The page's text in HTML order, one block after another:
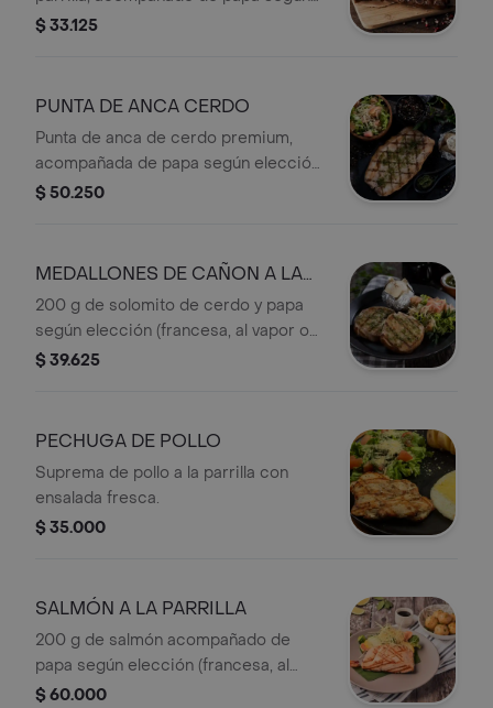
elección (francesa, al vapor o puré),
$ 33.125
PUNTA DE ANCA CERDO
Punta de anca de cerdo premium,
acompañada de papa según elección
(francesa, al vapor o puré), arepa tipo
$ 50.250
MEDALLONES DE CAÑON A LA
PARRILLA
200 g de solomito de cerdo y papa
según elección (francesa, al vapor o
puré), arepa tipo media tela con
$ 39.625
PECHUGA DE POLLO
Suprema de pollo a la parrilla con
ensalada fresca.
$ 35.000
SALMÓN A LA PARRILLA
200 g de salmón acompañado de
papa según elección (francesa, al
vapor o puré), arepa tipo media tela
$ 60.000